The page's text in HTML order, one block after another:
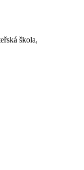
škola,